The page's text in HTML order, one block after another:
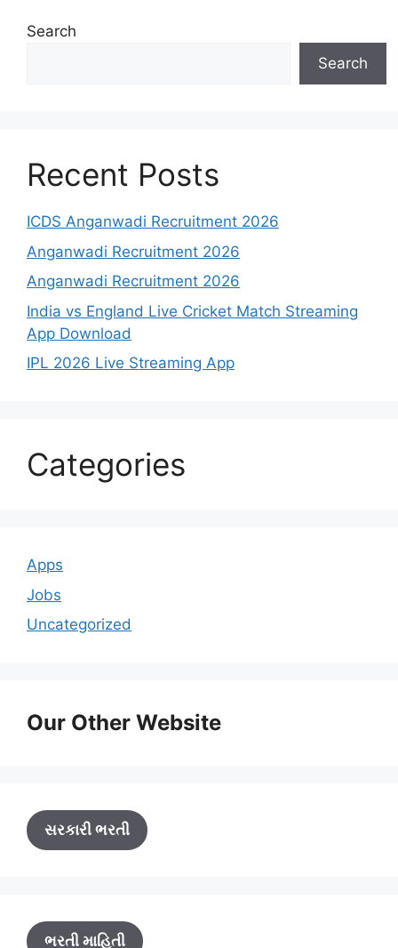
Search
Search
Recent Posts
ICDS Anganwadi Recruitment 2026
Anganwadi Recruitment 2026
Anganwadi Recruitment 2026
India vs England Live Cricket Match Streaming
App Download
IPL 2026 Live Streaming App
Categories
Apps
Jobs
Uncategorized
Our Other Website
સરકારી ભરતી
ભરતી માહિતી